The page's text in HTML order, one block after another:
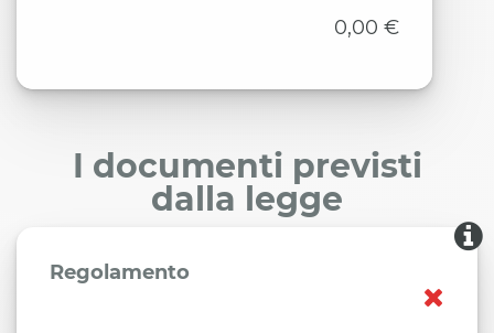
0,00 €
I documenti previsti
dalla legge
Regolamento